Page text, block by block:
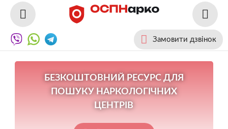
Замовити дзвінок
БЕЗКОШТОВНИЙ РЕСУРС ДЛЯ
ПОШУКУ НАРКОЛОГІЧНИХ
ЦЕНТРІВ